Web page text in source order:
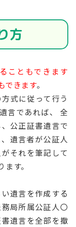
方
こともできます
できます。
式に従って行う
言であれば、 全
公正証書遺言で
遺言者が公証人
それを筆記して
す。
遺言を作成する
局所属公証人〇
遺言を全部を撤